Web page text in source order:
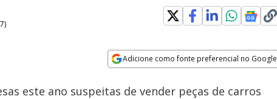
)
Adicione como fonte preferencial no Google
Velocidade
este ano suspeitas de vender peças de carros